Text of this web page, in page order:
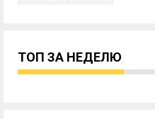
ТОП ЗА НЕДЕЛЮ